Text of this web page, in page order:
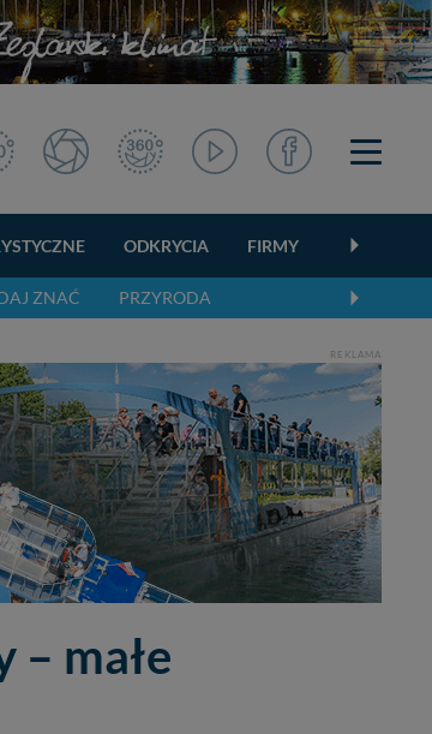
ODKRYCIA FIRMY
ZNAĆ PRZYRODA
REKLAMA
małe